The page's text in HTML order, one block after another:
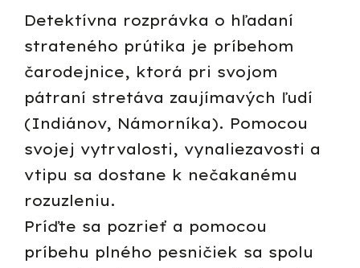
Detektívna rozprávka o hľadaní
strateného prútika je príbehom
čarodejnice, ktorá pri svojom
pátraní stretáva zaujímavých ľudí
(Indiánov, Námorníka). Pomocou
svojej vytrvalosti, vynaliezavosti a
vtipu sa dostane k nečakanému
rozuzleniu.
Príďte sa pozrieť a pomocou
príbehu plného pesničiek sa spolu